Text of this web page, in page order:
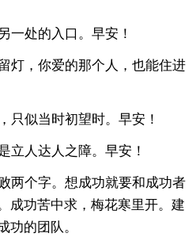
一处的入口。早安！
灯，你爱的那个人，也能住进
只似当时初望时。早安！
立人达人之障。早安！
两个字。想成功就要和成功者
成功苦中求，梅花寒里开。建
功的团队。